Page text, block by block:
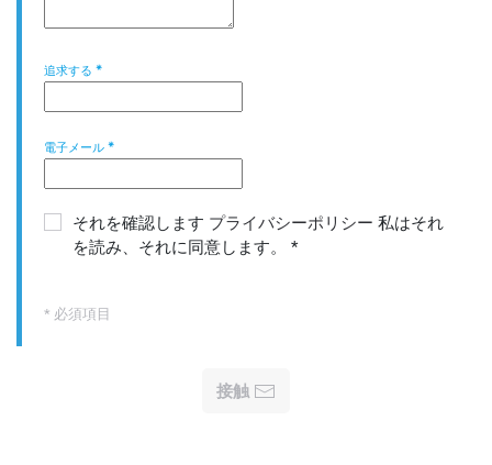
追求する *
電子メール *
それを確認します プライバシーポリシー 私はそれ
を読み、それに同意します。 *
* 必須項目
接触